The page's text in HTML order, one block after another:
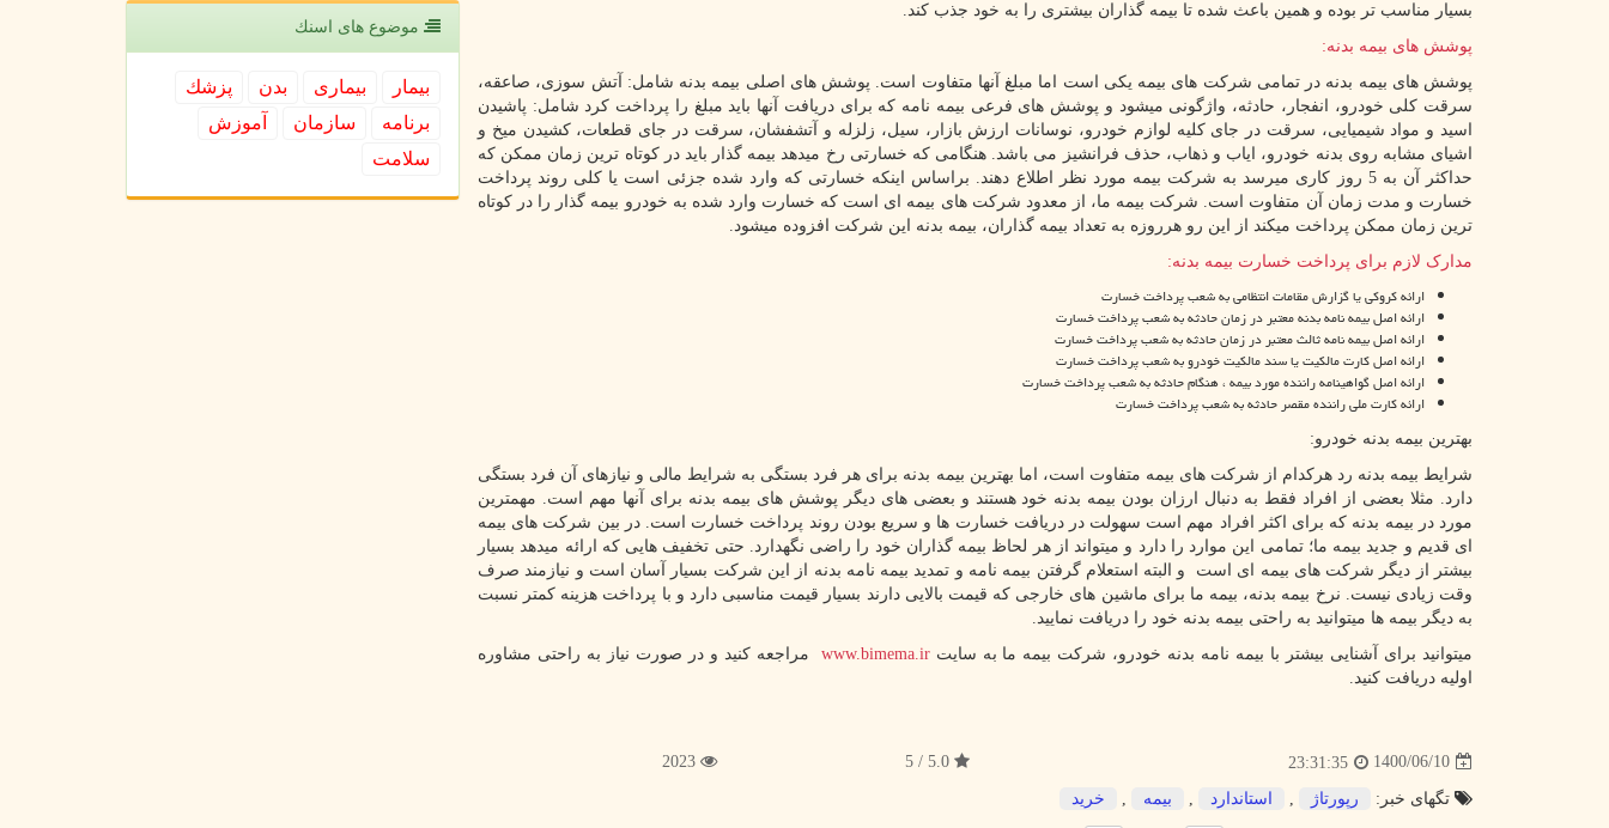
بسیار مناسب تر بوده و همین باعث شده تا بیمه گذاران بیشتری را به خود جذب کند.
پوشش های بیمه بدنه:
پوشش های بیمه بدنه در تمامی شرکت های بیمه یکی است اما مبلغ آنها متفاوت است. پوشش های اصلی بیمه بدنه شامل: آتش سوزی، صاعقه،
سرقت کلی خودرو، انفجار، حادثه، واژگونی میشود و پوشش های فرعی بیمه نامه که برای دریافت آنها باید مبلغ را پرداخت کرد شامل: پاشیدن
اسید و مواد شیمیایی، سرقت در جای کلیه لوازم خودرو، نوسانات ارزش بازار، سیل، زلزله و آتشفشان، سرقت در جای قطعات، کشیدن میخ و
اشیای مشابه روی بدنه خودرو، ایاب و ذهاب، حذف فرانشیز می باشد. هنگامی که خسارتی رخ میدهد بیمه گذار باید در کوتاه ترین زمان ممکن که
حداکثر آن به 5 روز کاری میرسد به شرکت بیمه مورد نظر اطلاع دهند. براساس اینکه خسارتی که وارد شده جزئی است یا کلی روند پرداخت
خسارت و مدت زمان آن متفاوت است. شرکت بیمه ما، از معدود شرکت های بیمه ای است که خسارت وارد شده به خودرو بیمه گذار را در کوتاه
ترین زمان ممکن پرداخت میکند از این رو هرروزه به تعداد بیمه گذاران، بیمه بدنه این شرکت افزوده میشود.
مدارک لازم برای پرداخت خسارت بیمه بدنه:
ارائه کروکی یا گزارش مقامات انتظامی به شعب پرداخت خسارت
ارائه اصل بیمه نامه بدنه معتبر در زمان حادثه به شعب پرداخت خسارت
ارائه اصل بیمه نامه ثالث معتبر در زمان حادثه به شعب پرداخت خسارت
ارائه اصل کارت مالکیت یا سند مالکیت خودرو به شعب پرداخت خسارت
ارائه اصل گواهینامه راننده مورد بیمه ، هنگام حادثه به شعب پرداخت خسارت
ارائه کارت ملی راننده مقصر حادثه به شعب پرداخت خسارت
بهترین بیمه بدنه خودرو:
شرایط بیمه بدنه رد هرکدام از شرکت های بیمه متفاوت است، اما بهترین بیمه بدنه برای هر فرد بستگی به شرایط مالی و نیازهای آن فرد بستگی
دارد. مثلا بعضی از افراد فقط به دنبال ارزان بودن بیمه بدنه خود هستند و بعضی های دیگر پوشش های بیمه بدنه برای آنها مهم است. مهمترین
مورد در بیمه بدنه که برای اکثر افراد مهم است سهولت در دریافت خسارت ها و سریع بودن روند پرداخت خسارت است. در بین شرکت های بیمه
ای قدیم و جدید بیمه ما؛ تمامی این موارد را دارد و میتواند از هر لحاظ بیمه گذاران خود را راضی نگهدارد. حتی تخفیف هایی که ارائه میدهد بسیار
بیشتر از دیگر شرکت های بیمه ای است و البته استعلام گرفتن بیمه نامه و تمدید بیمه نامه بدنه از این شرکت بسیار آسان است و نیازمند صرف
وقت زیادی نیست. نرخ بیمه بدنه، بیمه ما برای ماشین های خارجی که قیمت بالایی دارند بسیار قیمت مناسبی دارد و با پرداخت هزینه کمتر نسبت
به دیگر بیمه ها میتوانید به راحتی بیمه بدنه خود را دریافت نمایید.
میتوانید برای آشنایی بیشتر با بیمه نامه بدنه خودرو، شرکت بیمه ما به سایتwww.bimema.ir مراجعه کنید و در صورت نیاز به راحتی مشاوره
اولیه دریافت کنید.
1400/06/10
23:31:35
5.0 / 5
2023
تگهای خبر: رپورتاژ استاندارد بیمه خرید
موضوع های اسنك
بیمار بیماری بدن
پزشك
برنامه
سازمان
آموزش
سلامت